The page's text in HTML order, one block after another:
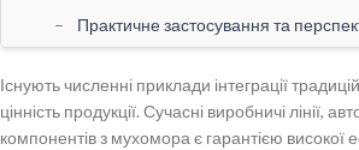
Практичне застосування та
Розвиток галузі продуктів з
Мухоморові продукти
Існують численні приклади інтеграції
цінність продукції. Сучасні виробничі лінії,
компонентів з мухомора є гарантією високої